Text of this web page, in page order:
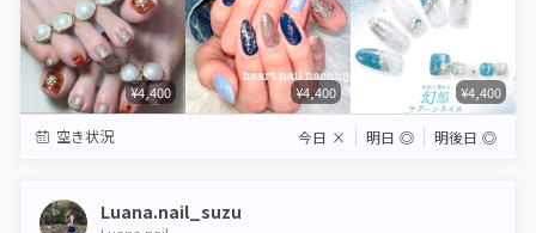
¥4,400 ¥4,400 ¥4,400
空き状況 今日 × 明日 ◎ 明後日 ◎
Luana.nail_suzu